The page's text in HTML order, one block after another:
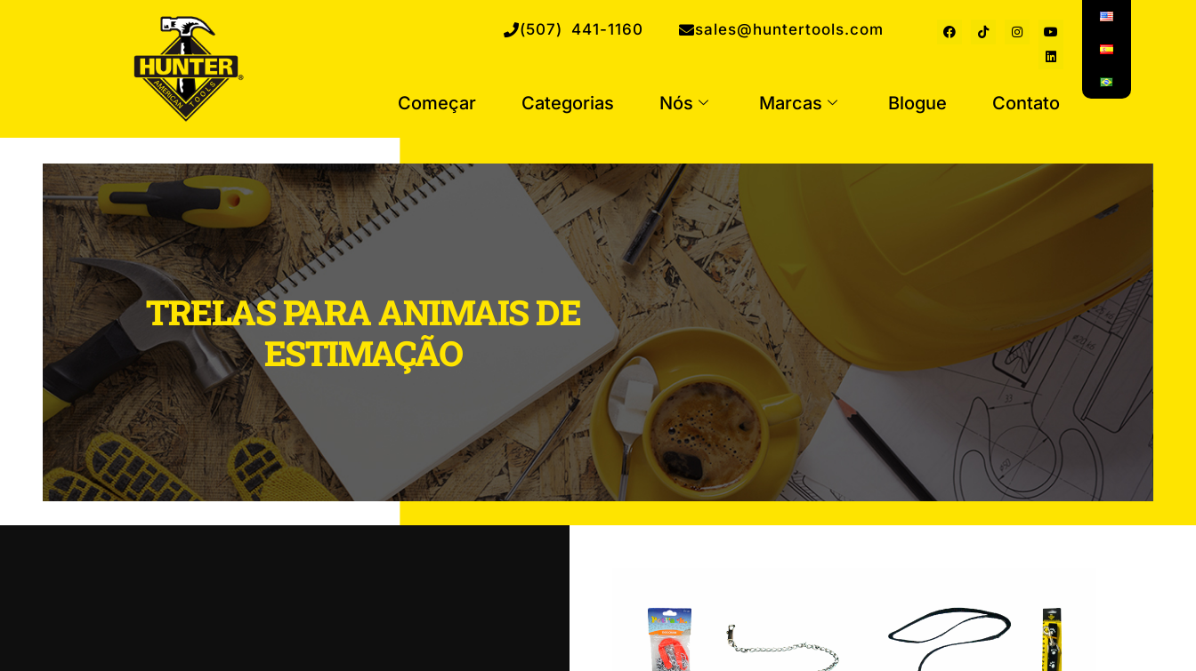
(507) 441-1160 sales@huntertools.com
Começar Categorias Nós Marcas Blogue Contato
TRELAS PARA ANIMAIS DE
ESTIMAÇÃO